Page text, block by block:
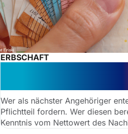
ERBSCHAFT
Wer als nächster Angehöriger
Pflichtteil fordern. Wer diesen
Kenntnis vom Nettowert des